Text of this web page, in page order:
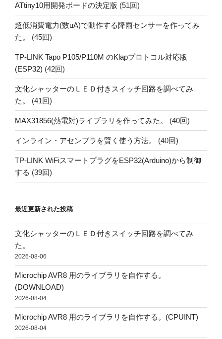
ATtiny10用開発ボードの決定版 (51回)
超低消費電力(数uA)で動作する降雨センサーを作ってみ
た。
(45回)
TP-LINK Tapo P105/P110M のKlapプロトコル対応版
(ESP32) (42回)
文化シャッターのＬＥＤ付きスイッチ回路を調べてみ
た。
(41回)
MAX31856(熱電対)ライブラリを作ってみた。 (40回)
インライン・アセンブラを賢く使う方法。 (40回)
TP-LINK WiFiスマートプラグをESP32(Arduino)から制御
する (39回)
最近更新された投稿
文化シャッターのＬＥＤ付きスイッチ回路を調べてみ
た。
2026-08-06
Microchip AVR8 用のライブラリを自作する。
(DOWNLOAD)
2026-08-04
Microchip AVR8 用のライブラリを自作する。(CPUINT)
2026-08-04